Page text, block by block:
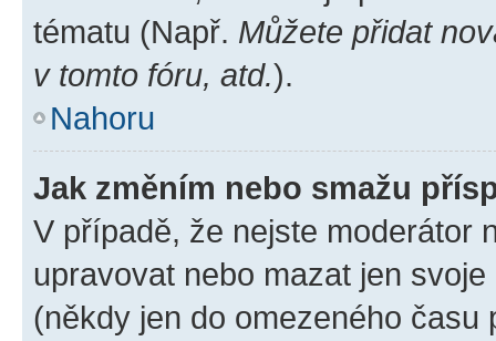
tématu (Např. Můžete přidat
v tomto fóru, atd.).
Nahoru
Jak změním nebo smažu
V případě, že nejste moderátor
upravovat nebo mazat jen
(někdy jen do omezeného